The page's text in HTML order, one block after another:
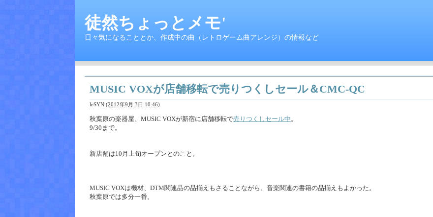
徒然ちょっとメモ'
日々気になることとか、作成中の曲（レトロゲーム曲アレンジ）の情報など
MUSIC VOXが店舗移転で売りつくしセール＆CMC-QC
leSYN (2012年9月 3日 10:46)
秋葉原の楽器屋、MUSIC VOXが新宿に店舗移転で売りつくしセール中 。
9/30まで。
新店舗は10月上旬オープンとのこと。
MUSIC VOXは機材、DTM関連品の品揃えもさることながら、音楽関連の書籍の品揃えもよかった。
秋葉原では多分一番。